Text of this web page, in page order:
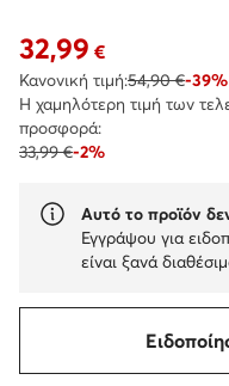
Τρέχουσα τιμή 32,99 €
32,99 €
Κανονική τιμή:54,90 €-39%
Η χαμηλότερη τιμή των
προσφορά:
33,99 €-2%
Αυτό το προϊόν
Εγγράψου για
είναι ξανά